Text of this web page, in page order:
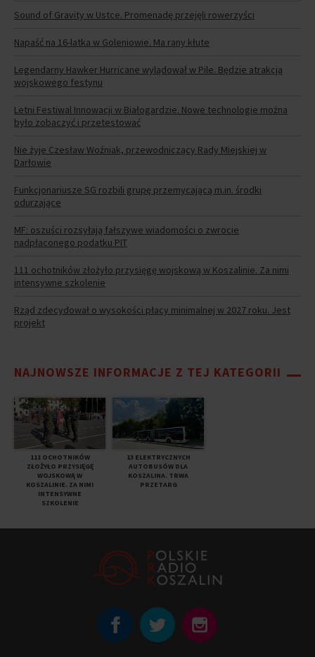
Sound of Gravity w Ustce. Promenadę przejęli rowerzyści
Napaść na 16-latka w Goleniowie. Ma rany kłute
Legendarny Hawker Hurricane wylądował w Pile. Będzie atrakcją
wojskowego festynu
Letni Festiwal Innowacji w Białogardzie. Nowe technologie można
było zobaczyć i przetestować
Nie żyje Czesław Woźniak, przewodniczący Rady Miejskiej w
Darłowie
Funkcjonariusze SG rozbili grupę przemycającą m.in. środki
odurzające
MF: oszuści rozsyłają fałszywe wiadomości o zwrocie
nadpłaconego podatku PIT
111 ochotników złożyło przysięgę wojskową w Koszalinie. Za nimi
intensywne szkolenie
Rząd zdecydował o wysokości płacy minimalnej w 2027 roku. Jest
projekt
NAJNOWSZE INFORMACJE Z TEJ KATEGORII
111 OCHOTNIKÓW
ZŁOŻYŁO PRZYSIĘGĘ
WOJSKOWĄ W
KOSZALINIE. ZA NIMI
INTENSYWNE
SZKOLENIE
13 ELEKTRYCZNYCH
AUTOBUSÓW DLA
KOSZALINA. TRWA
PRZETARG